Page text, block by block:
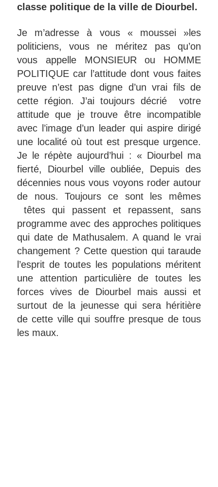
classe politique de la ville de Diourbel.
Je m’adresse à vous « moussei »les
politiciens, vous ne méritez pas qu’on
vous appelle MONSIEUR ou HOMME
POLITIQUE car l’attitude dont vous faites
preuve n’est pas digne d’un vrai fils de
cette région. J’ai toujours décrié votre
attitude que je trouve être incompatible
avec l’image d’un leader qui aspire dirigé
une localité où tout est presque urgence.
Je le répète aujourd’hui : « Diourbel ma
fierté, Diourbel ville oubliée, Depuis des
décennies nous vous voyons roder autour
de nous. Toujours ce sont les mêmes
têtes qui passent et repassent, sans
programme avec des approches politiques
qui date de Mathusalem. A quand le vrai
changement ? Cette question qui taraude
l’esprit de toutes les populations méritent
une attention particulière de toutes les
forces vives de Diourbel mais aussi et
surtout de la jeunesse qui sera héritière
de cette ville qui souffre presque de tous
les maux.